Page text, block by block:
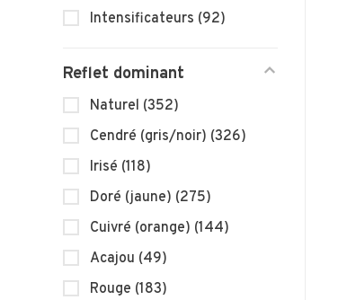
Intensificateurs (92)
Reflet dominant
Naturel (352)
Cendré (gris/noir) (326)
Irisé (118)
Doré (jaune) (275)
Cuivré (orange) (144)
Acajou (49)
Rouge (183)